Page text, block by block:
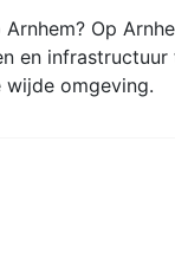
Op
en
wijde omgeving.
ook het nieuws